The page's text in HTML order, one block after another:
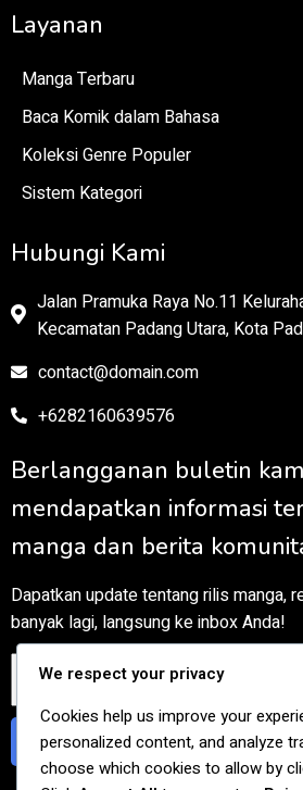
Layanan
Manga Terbaru
Baca Komik dalam Bahasa
Koleksi Genre Populer
Sistem Kategori
Hubungi Kami
Jalan Pramuka Raya No.11
Kecamatan Padang Utara, Kota
contact@domain.com
+6282160639576
Berlangganan buletin
mendapatkan informasi
manga dan berita
Dapatkan update tentang rilis manga,
banyak lagi, langsung ke inbox Anda!
Berlangganan
We respect your privacy
Cookies help us improve your
personalized content, and analyze
choose which cookies to allow by